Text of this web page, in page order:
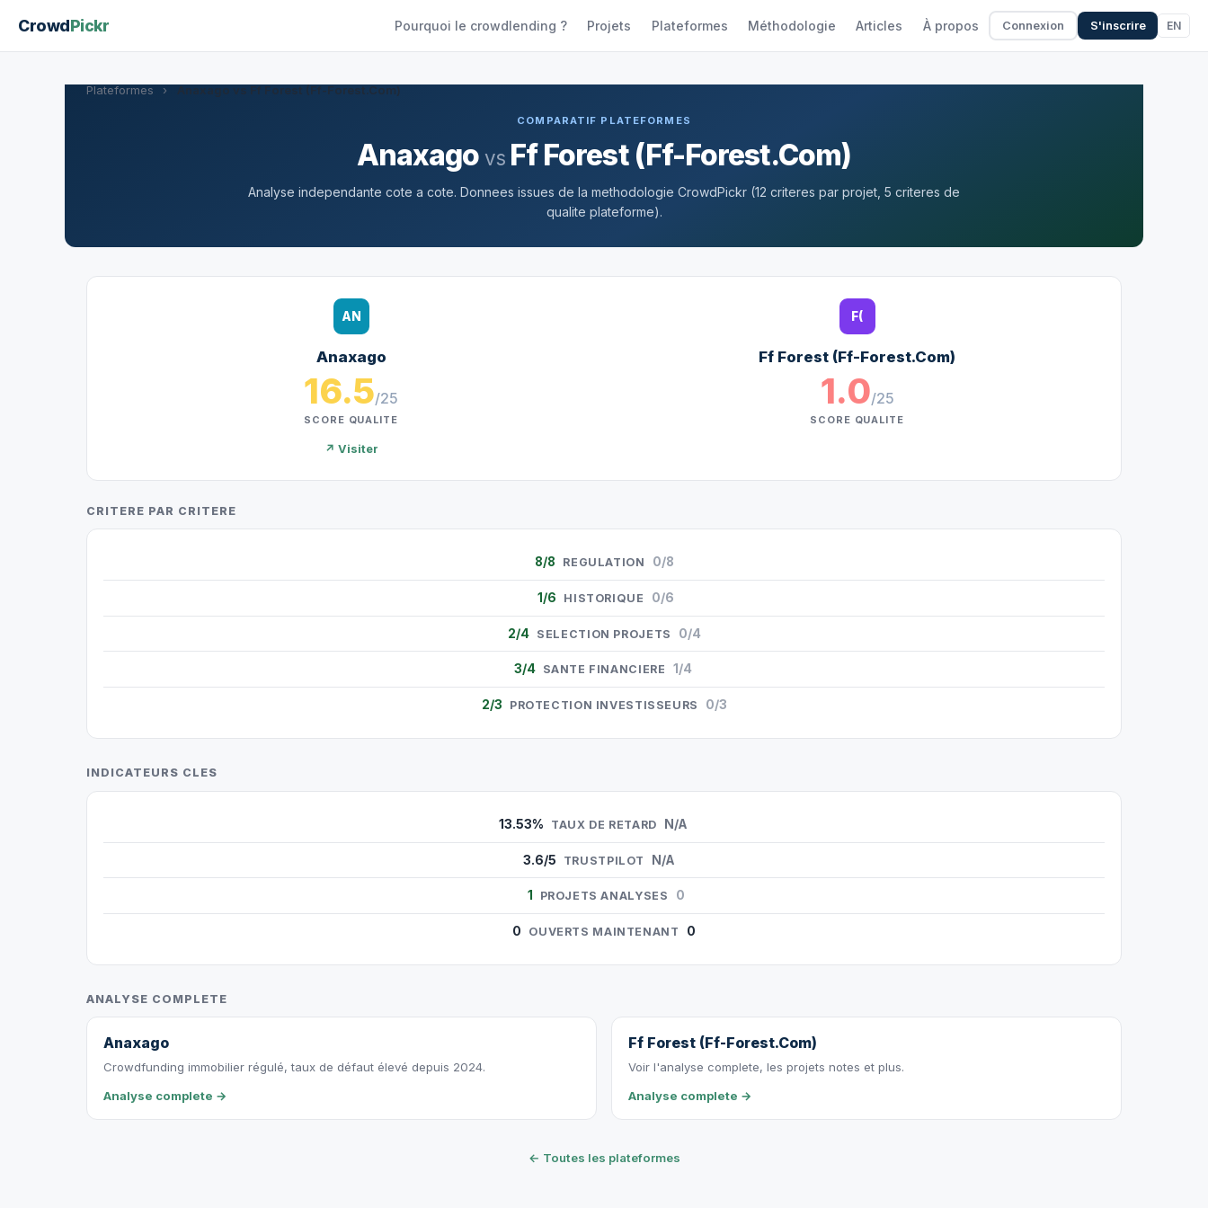
CrowdPickr Pourquoi le crowdlending ? Projets Plateformes Méthodologie Articles À propos Connexion S'inscrire EN
Plateformes › Anaxago vs Ff Forest (Ff-Forest.Com)
COMPARATIF PLATEFORMES
Anaxagovs Ff Forest (Ff-Forest.Com)
Analyse independante cote a cote. Donnees issues de la methodologie CrowdPickr (12 criteres par projet, 5 criteres de
qualite plateforme).
AN
Anaxago
16.5/25
SCORE QUALITE
↗ Visiter
F(
Ff Forest (Ff-Forest.Com)
1.0/25
SCORE QUALITE
CRITERE PAR CRITERE
8/8 REGULATION 0/8
1/6 HISTORIQUE 0/6
2/4 SELECTION PROJETS 0/4
3/4 SANTE FINANCIERE 1/4
2/3 PROTECTION INVESTISSEURS 0/3
INDICATEURS CLES
13.53% TAUX DE RETARD N/A
3.6/5 TRUSTPILOT N/A
1 PROJETS ANALYSES 0
0 OUVERTS MAINTENANT 0
ANALYSE COMPLETE
Anaxago
Crowdfunding immobilier régulé, taux de défaut élevé depuis 2024.
Analyse complete →
Ff Forest (Ff-Forest.Com)
Voir l'analyse complete, les projets notes et plus.
Analyse complete →
← Toutes les plateformes